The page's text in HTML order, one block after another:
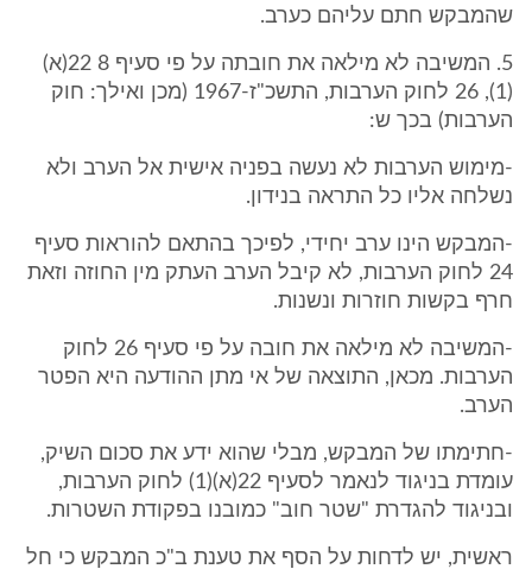
שהמבקש חתם עליהם כערב.
5. המשיבה לא מילאה את חובתה על פי סעיף 8 22(א)
(1), 26 לחוק הערבות, התשכ"ז-1967 (מכן ואילך: חוק
הערבות) בכך ש:
-מימוש הערבות לא נעשה בפניה אישית אל הערב ולא
נשלחה אליו כל התראה בנידון.
-המבקש הינו ערב יחידי, לפיכך בהתאם להוראות סעיף
24 לחוק הערבות, לא קיבל הערב העתק מין החוזה וזאת
חרף בקשות חוזרות ונשנות.
-המשיבה לא מילאה את חובה על פי סעיף 26 לחוק
הערבות. מכאן, התוצאה של אי מתן ההודעה היא הפטר
הערב.
-חתימתו של המבקש, מבלי שהוא ידע את סכום השיק,
עומדת בניגוד לנאמר לסעיף 22(א)(1) לחוק הערבות,
ובניגוד להגדרת "שטר חוב" כמובנו בפקודת השטרות.
ראשית, יש לדחות על הסף את טענת ב"כ המבקש כי חל